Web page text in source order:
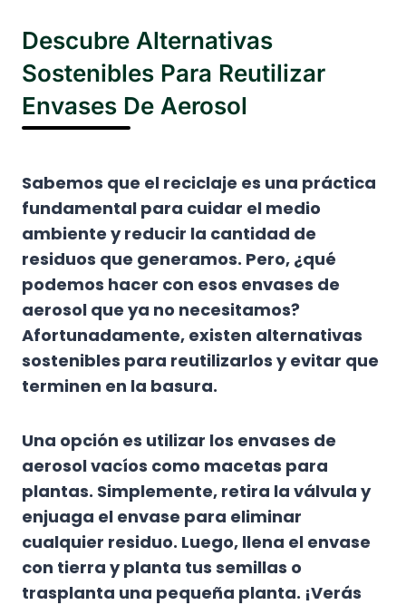
Descubre Alternativas
Sostenibles Para Reutilizar
Envases De Aerosol
Sabemos que el reciclaje es una práctica
fundamental para cuidar el medio
ambiente y reducir la cantidad de
residuos que generamos. Pero, ¿qué
podemos hacer con esos envases de
aerosol que ya no necesitamos?
Afortunadamente, existen alternativas
sostenibles para reutilizarlos y evitar que
terminen en la basura.
Una opción es utilizar los envases de
aerosol vacíos como macetas para
plantas. Simplemente, retira la válvula y
enjuaga el envase para eliminar
cualquier residuo. Luego, llena el envase
con tierra y planta tus semillas o
trasplanta una pequeña planta. ¡Verás